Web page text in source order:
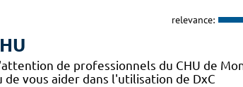
relevance:
de professionnels du CHU de
de vous aider dans l'utilisation de DxC